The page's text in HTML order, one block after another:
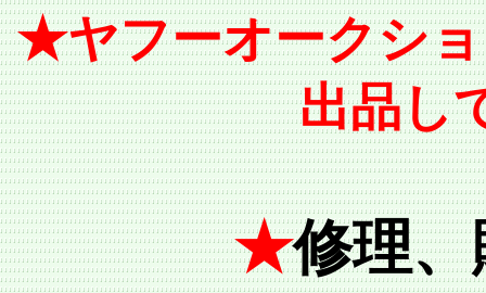
★ヤフーオークシ
出品し
★修理